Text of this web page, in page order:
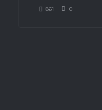
861 0